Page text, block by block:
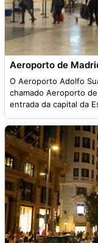
Aeroporto de
O Aeroporto Adolfo
chamado Aeroporto
entrada da capital da